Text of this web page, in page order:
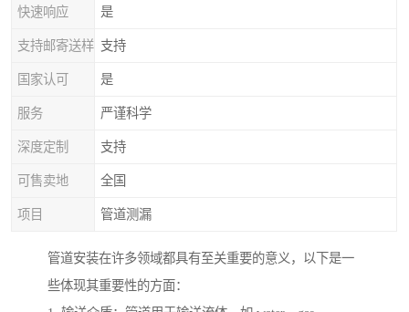
快速响应 是
支持邮寄送样 支持
国家认可 是
服务 严谨科学
深度定制 支持
可售卖地 全国
项目 管道测漏
管道安装在许多领域都具有至关重要的意义，以下是一
些体现其重要性的方面：